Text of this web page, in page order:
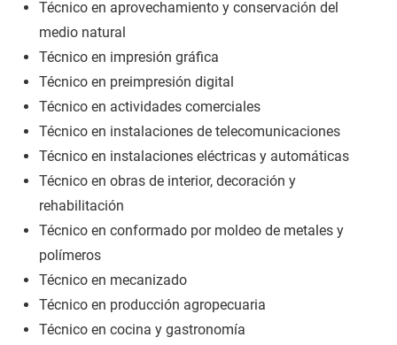
Técnico en aprovechamiento y conservación del
medio natural
Técnico en impresión gráfica
Técnico en preimpresión digital
Técnico en actividades comerciales
Técnico en instalaciones de telecomunicaciones
Técnico en instalaciones eléctricas y automáticas
Técnico en obras de interior, decoración y
rehabilitación
Técnico en conformado por moldeo de metales y
polímeros
Técnico en mecanizado
Técnico en producción agropecuaria
Técnico en cocina y gastronomía